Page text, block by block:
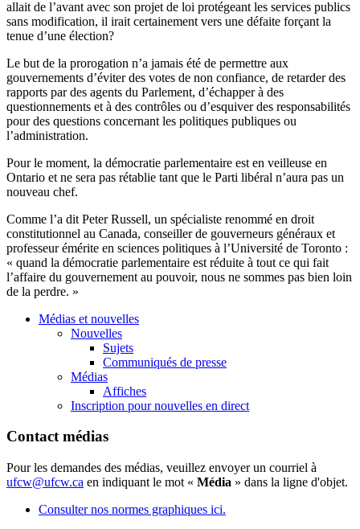
allait de l’avant avec son projet de loi protégeant les services publics
sans modification, il irait certainement vers une défaite forçant la
tenue d’une élection?
Le but de la prorogation n’a jamais été de permettre aux
gouvernements d’éviter des votes de non confiance, de retarder des
rapports par des agents du Parlement, d’échapper à des
questionnements et à des contrôles ou d’esquiver des responsabilités
pour des questions concernant les politiques publiques ou
l’administration.
Pour le moment, la démocratie parlementaire est en veilleuse en
Ontario et ne sera pas rétablie tant que le Parti libéral n’aura pas un
nouveau chef.
Comme l’a dit Peter Russell, un spécialiste renommé en droit
constitutionnel au Canada, conseiller de gouverneurs généraux et
professeur émérite en sciences politiques à l’Université de Toronto :
« quand la démocratie parlementaire est réduite à tout ce qui fait
l’affaire du gouvernement au pouvoir, nous ne sommes pas bien loin
de la perdre. »
Médias et nouvelles
Nouvelles
Sujets
Communiqués de presse
Médias
Affiches
Inscription pour nouvelles en direct
Contact médias
Pour les demandes des médias, veuillez envoyer un courriel à
ufcw@ufcw.ca en indiquant le mot « Média » dans la ligne d'objet.
Consulter nos normes graphiques ici.